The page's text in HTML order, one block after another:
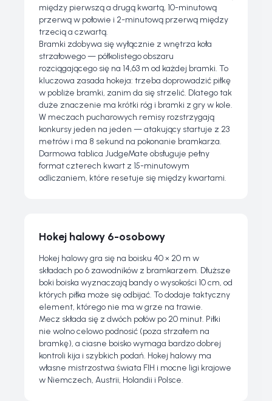
między pierwszą a drugą kwartą, 10-minutową
przerwą w połowie i 2-minutową przerwą między
trzecią a czwartą.
Bramki zdobywa się wyłącznie z wnętrza koła
strzałowego — półkolistego obszaru
rozciągającego się na 14,63 m od każdej bramki. To
kluczowa zasada hokeja: trzeba doprowadzić piłkę
w pobliże bramki, zanim da się strzelić. Dlatego tak
duże znaczenie ma krótki róg i bramki z gry w kole.
W meczach pucharowych remisy rozstrzygają
konkursy jeden na jeden — atakujący startuje z 23
metrów i ma 8 sekund na pokonanie bramkarza.
Darmowa tablica JudgeMate obsługuje pełny
format czterech kwart z 15-minutowym
odliczaniem, które resetuje się między kwartami.
Hokej halowy 6-osobowy
Hokej halowy gra się na boisku 40 × 20 m w
składach po 6 zawodników z bramkarzem. Dłuższe
boki boiska wyznaczają bandy o wysokości 10 cm, od
których piłka może się odbijać. To dodaje taktyczny
element, którego nie ma w grze na trawie.
Mecz składa się z dwóch połów po 20 minut. Piłki
nie wolno celowo podnosić (poza strzałem na
bramkę), a ciasne boisko wymaga bardzo dobrej
kontroli kija i szybkich podań. Hokej halowy ma
własne mistrzostwa świata FIH i mocne ligi krajowe
w Niemczech, Austrii, Holandii i Polsce.